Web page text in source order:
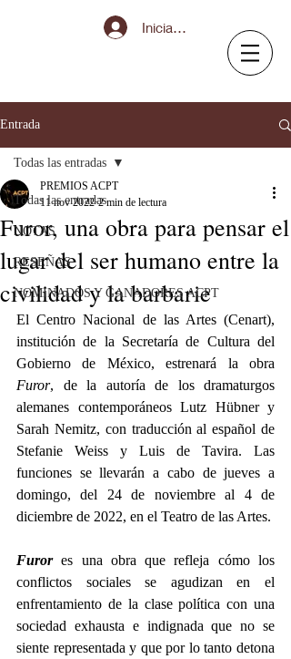
Iniciar sesión
Entrada
Todas las entradas
NOTAS
RESEÑAS
NOMINADOS Y GANADORES ACPT
Todas las entradas
Furor, una obra para pensar el
lugar del ser humano entre la
civilidad y la barbarie
PREMIOS ACPT
11 nov 2022 2 min de lectura
El Centro Nacional de las Artes (Cenart),
institución de la Secretaría de Cultura del
Furor, de la autoría de los dramaturgos
alemanes contemporáneos Lutz Hübner y
Sarah Nemitz, con traducción al español de
Stefanie Weiss y Luis de Tavira. Las
funciones se llevarán a cabo de jueves a
domingo, del 24 de noviembre al 4 de
diciembre de 2022, en el Teatro de las Artes.
Furor es una obra que refleja cómo los
conflictos sociales se agudizan en el
enfrentamiento de la clase política con una
sociedad exhausta e indignada que no se
siente representada y que por lo tanto detona